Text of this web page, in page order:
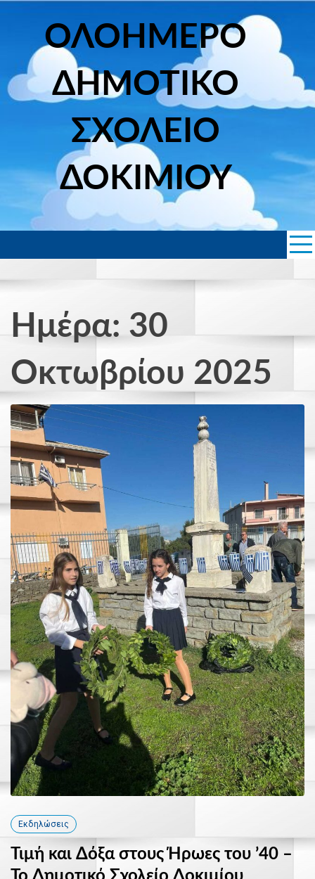
Skip
ΟΛΟΗΜΕΡΟ
ΔΗΜΟΤΙΚΟ
ΣΧΟΛΕΙΟ
ΔΟΚΙΜΙΟΥ
Ημέρα: 30
Οκτωβρίου 2025
Εκδηλώσεις
Τιμή και Δόξα στους Ήρωες του ’40 –